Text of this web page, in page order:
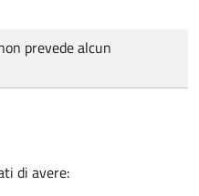
prevede alcun
di avere: